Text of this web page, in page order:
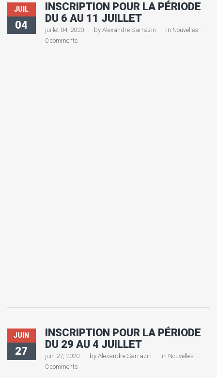
JUIL
04
INSCRIPTION POUR LA PÉRIODE
DU 6 AU 11 JUILLET
juillet 04, 2020 by Alexandre Sarrazin in Nouvelles
0 comments
JUIN
27
INSCRIPTION POUR LA PÉRIODE
DU 29 AU 4 JUILLET
juin 27, 2020 by Alexandre Sarrazin in Nouvelles
0 comments